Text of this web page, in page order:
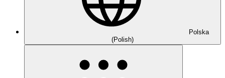
Polska
(Polish)